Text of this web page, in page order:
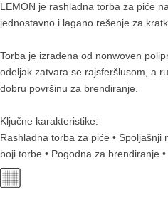
LEMON je rashladna torba za piće
jednostavno i lagano rešenje za
Torba je izrađena od nonwoven
odeljak zatvara se rajsferšlusom, a
dobru površinu za brendiranje.
Ključne karakteristike:
Rashladna torba za piće • Spoljašnji
boji torbe • Pogodna za brendiranje